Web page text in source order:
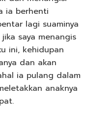
ia berhenti
lagi suaminya
saya menangis
ini, kehidupan
dan akan
ia pulang dalam
anaknya